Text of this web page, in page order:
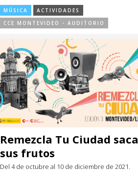
MÚSICA
ACTIVIDADES
CCE MONTEVIDEO - AUDITORIO
Remezcla Tu Ciudad saca
sus frutos
Del 4 de octubre al 10 de diciembre de 2021.